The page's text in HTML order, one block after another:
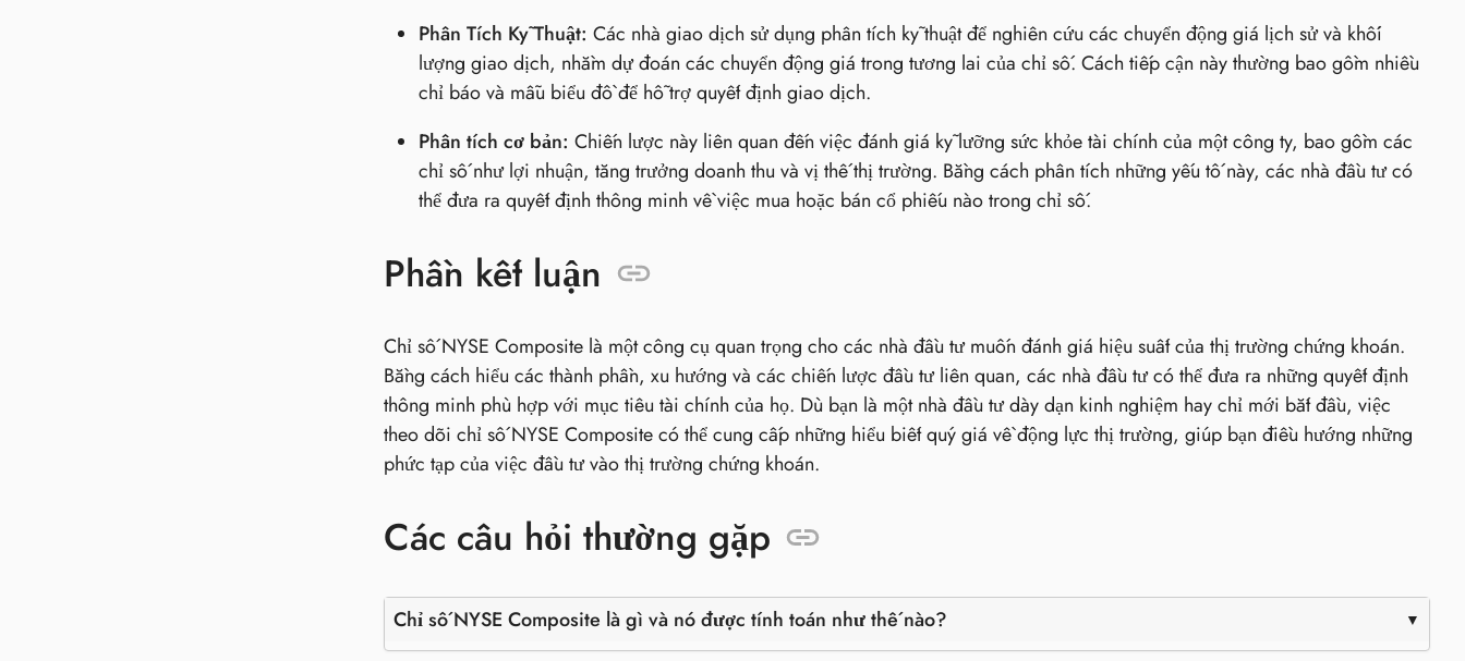
Phân Tích Kỹ Thuật: Các nhà giao dịch sử dụng phân tích kỹ thuật để nghiên cứu các chuyển động giá lịch sử và khối
lượng giao dịch, nhằm dự đoán các chuyển động giá trong tương lai của chỉ số. Cách tiếp cận này thường bao gồm nhiều
chỉ báo và mẫu biểu đồ để hỗ trợ quyết định giao dịch.
Phân tích cơ bản: Chiến lược này liên quan đến việc đánh giá kỹ lưỡng sức khỏe tài chính của một công ty, bao gồm các
chỉ số như lợi nhuận, tăng trưởng doanh thu và vị thế thị trường. Bằng cách phân tích những yếu tố này, các nhà đầu tư có
thể đưa ra quyết định thông minh về việc mua hoặc bán cổ phiếu nào trong chỉ số.
Phần kết luận
Chỉ số NYSE Composite là một công cụ quan trọng cho các nhà đầu tư muốn đánh giá hiệu suất của thị trường chứng khoán.
Bằng cách hiểu các thành phần, xu hướng và các chiến lược đầu tư liên quan, các nhà đầu tư có thể đưa ra những quyết định
thông minh phù hợp với mục tiêu tài chính của họ. Dù bạn là một nhà đầu tư dày dạn kinh nghiệm hay chỉ mới bắt đầu, việc
theo dõi chỉ số NYSE Composite có thể cung cấp những hiểu biết quý giá về động lực thị trường, giúp bạn điều hướng những
phức tạp của việc đầu tư vào thị trường chứng khoán.
Các câu hỏi thường gặp
Chỉ số NYSE Composite là gì và nó được tính toán như thế nào?